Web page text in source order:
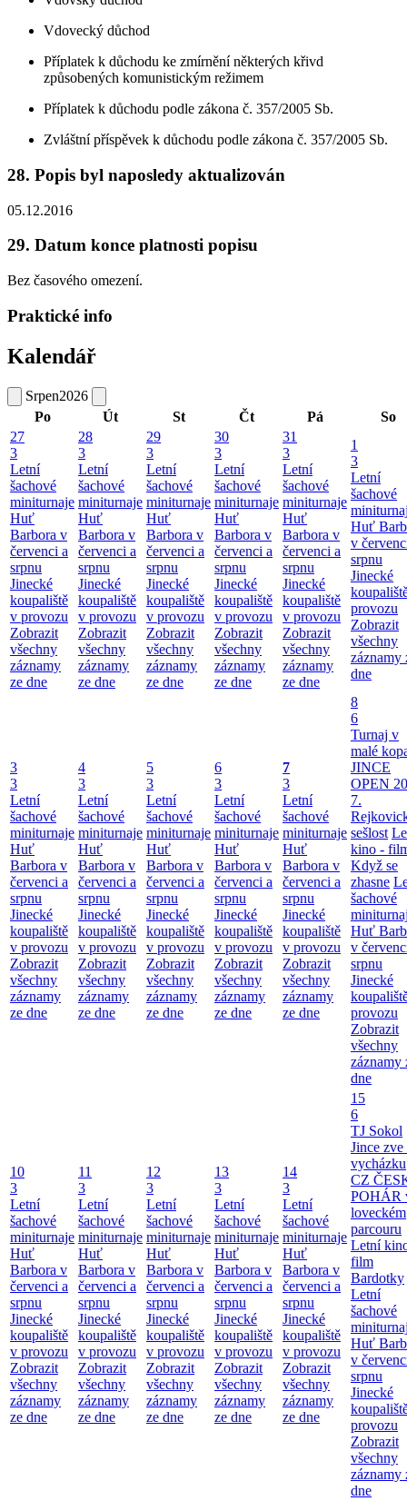
Vdovecký důchod
Příplatek k důchodu ke zmírnění některých křivd
způsobených komunistickým režimem
Příplatek k důchodu podle zákona č. 357/2005 Sb.
Zvláštní příspěvek k důchodu podle zákona č. 357/2005 Sb.
28. Popis byl naposledy aktualizován
05.12.2016
29. Datum konce platnosti popisu
Bez časového omezení.
Praktické info
Kalendář
Srpen2026
Po
Út St Čt Pá
So
27
3
Letní
šachové
miniturnaje
Huť
Barbora v
červenci a
srpnu
Jinecké
koupaliště
v provozu
Zobrazit
všechny
záznamy
ze dne
28
3
Letní
šachové
miniturnaje
Huť
Barbora v
červenci a
srpnu
Jinecké
koupaliště
v provozu
Zobrazit
všechny
záznamy
ze dne
29
3
Letní
šachové
miniturnaje
Huť
Barbora v
červenci a
srpnu
Jinecké
koupaliště
v provozu
Zobrazit
všechny
záznamy
ze dne
30
3
Letní
šachové
miniturnaje
Huť
Barbora v
červenci a
srpnu
Jinecké
koupaliště
v provozu
Zobrazit
všechny
záznamy
ze dne
31
3
Letní
šachové
miniturnaje
Huť
Barbora v
červenci a
srpnu
Jinecké
koupaliště
v provozu
Zobrazit
všechny
záznamy
ze dne
1
3
Letní
šachové
Huť
v
srpnu
Jinecké
provozu
Zobrazit
všechny
záznamy
dne
3
3
Letní
šachové
miniturnaje
Huť
Barbora v
červenci a
srpnu
Jinecké
koupaliště
v provozu
Zobrazit
všechny
záznamy
ze dne
4
3
Letní
šachové
miniturnaje
Huť
Barbora v
červenci a
srpnu
Jinecké
koupaliště
v provozu
Zobrazit
všechny
záznamy
ze dne
5
3
Letní
šachové
miniturnaje
Huť
Barbora v
červenci a
srpnu
Jinecké
koupaliště
v provozu
Zobrazit
všechny
záznamy
ze dne
6
3
Letní
šachové
miniturnaje
Huť
Barbora v
červenci a
srpnu
Jinecké
koupaliště
v provozu
Zobrazit
všechny
záznamy
ze dne
7
3
Letní
šachové
miniturnaje
Huť
Barbora v
červenci a
srpnu
Jinecké
koupaliště
v provozu
Zobrazit
všechny
záznamy
ze dne
8
6
Turnaj v
malé
JINCE
OPEN
7.
sešlost
kino -
Když se
zhasne
šachové
Huť
v
srpnu
Jinecké
provozu
Zobrazit
všechny
záznamy
dne
10
3
Letní
šachové
miniturnaje
Huť
Barbora v
červenci a
srpnu
Jinecké
koupaliště
v provozu
Zobrazit
všechny
záznamy
ze dne
11
3
Letní
šachové
miniturnaje
Huť
Barbora v
červenci a
srpnu
Jinecké
koupaliště
v provozu
Zobrazit
všechny
záznamy
ze dne
12
3
Letní
šachové
miniturnaje
Huť
Barbora v
červenci a
srpnu
Jinecké
koupaliště
v provozu
Zobrazit
všechny
záznamy
ze dne
13
3
Letní
šachové
miniturnaje
Huť
Barbora v
červenci a
srpnu
Jinecké
koupaliště
v provozu
Zobrazit
všechny
záznamy
ze dne
14
3
Letní
šachové
miniturnaje
Huť
Barbora v
červenci a
srpnu
Jinecké
koupaliště
v provozu
Zobrazit
všechny
záznamy
ze dne
15
6
TJ Sokol
Jince zve
vycházku
CZ
POHÁR
loveckém
parcouru
Letní
film
Bardotky
Letní
šachové
Huť
v
srpnu
Jinecké
provozu
Zobrazit
všechny
záznamy
dne